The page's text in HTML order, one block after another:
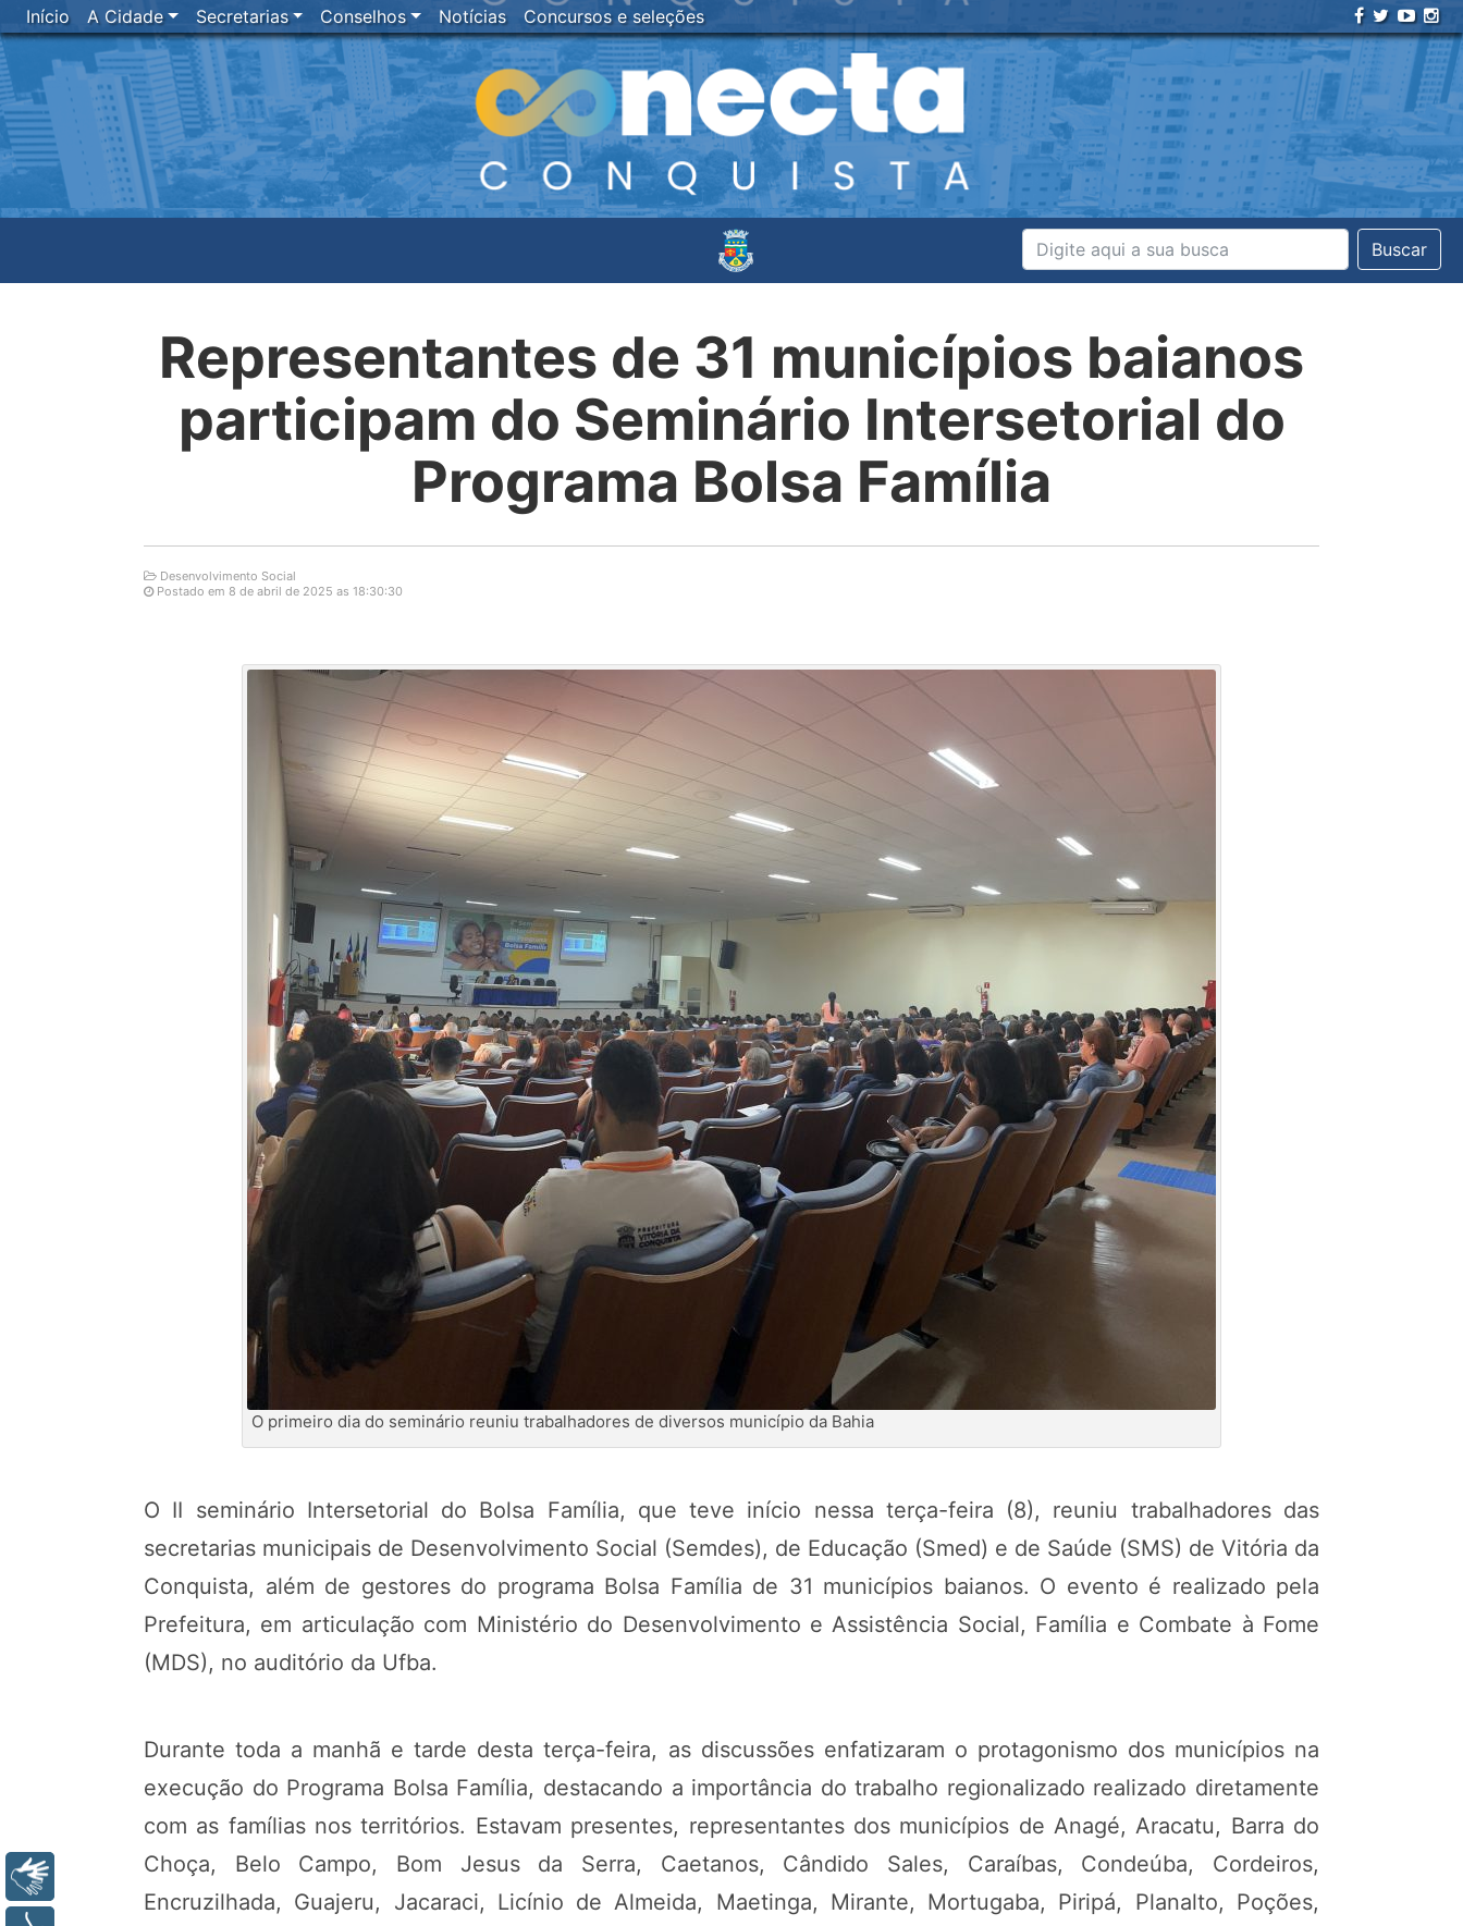
Início A Cidade Secretarias Conselhos Notícias Concursos e seleções
Buscar
Representantes de 31 municípios baianos
participam do Seminário Intersetorial do
Programa Bolsa Família
Desenvolvimento Social
Postado em 8 de abril de 2025 as 18:30:30
O primeiro dia do seminário reuniu trabalhadores de diversos município da Bahia
O II seminário Intersetorial do Bolsa Família, que teve início nessa terça-feira (8), reuniu trabalhadores das
secretarias municipais de Desenvolvimento Social (Semdes), de Educação (Smed) e de Saúde (SMS) de Vitória da
Conquista, além de gestores do programa Bolsa Família de 31 municípios baianos. O evento é realizado pela
Prefeitura, em articulação com Ministério do Desenvolvimento e Assistência Social, Família e Combate à Fome
(MDS), no auditório da Ufba.
Durante toda a manhã e tarde desta terça-feira, as discussões enfatizaram o protagonismo dos municípios na
execução do Programa Bolsa Família, destacando a importância do trabalho regionalizado realizado diretamente
com as famílias nos territórios. Estavam presentes, representantes dos municípios de Anagé, Aracatu, Barra do
Choça, Belo Campo, Bom Jesus da Serra, Caetanos, Cândido Sales, Caraíbas, Condeúba, Cordeiros,
Encruzilhada, Guajeru, Jacaraci, Licínio de Almeida, Maetinga, Mirante, Mortugaba, Piripá, Planalto, Poções,